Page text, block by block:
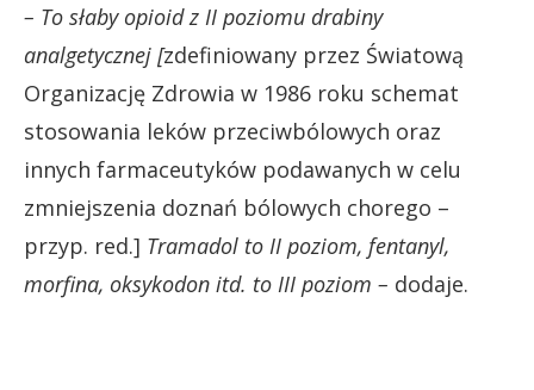
– To słaby opioid z II poziomu drabiny
analgetycznej [zdefiniowany przez Światową
Organizację Zdrowia w 1986 roku schemat
stosowania leków przeciwbólowych oraz
innych farmaceutyków podawanych w celu
zmniejszenia doznań bólowych chorego –
przyp. red.] Tramadol to II poziom, fentanyl,
morfina, oksykodon itd. to III poziom – dodaje.